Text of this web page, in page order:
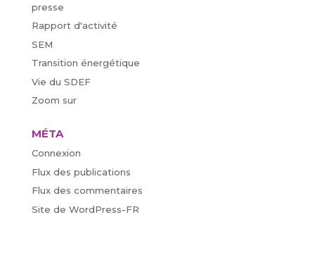
presse
Rapport d'activité
SEM
Transition énergétique
Vie du SDEF
Zoom sur
MÉTA
Connexion
Flux des publications
Flux des commentaires
Site de WordPress-FR